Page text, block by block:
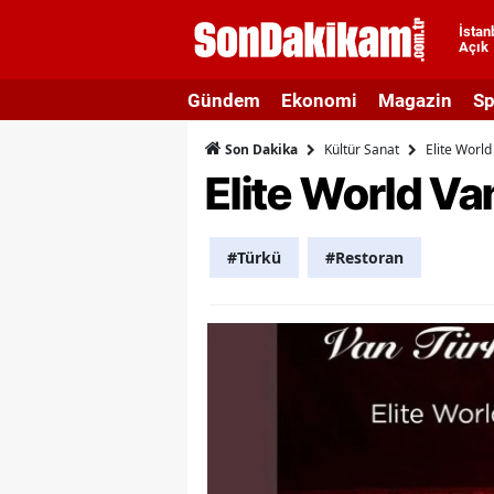
Açık
Gündem Ekonomi Magazin
Son Dakika Kültür Sanat Elite
Elite World
#Türkü #Restoran